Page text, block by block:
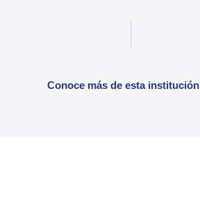
Conoce más de esta institución